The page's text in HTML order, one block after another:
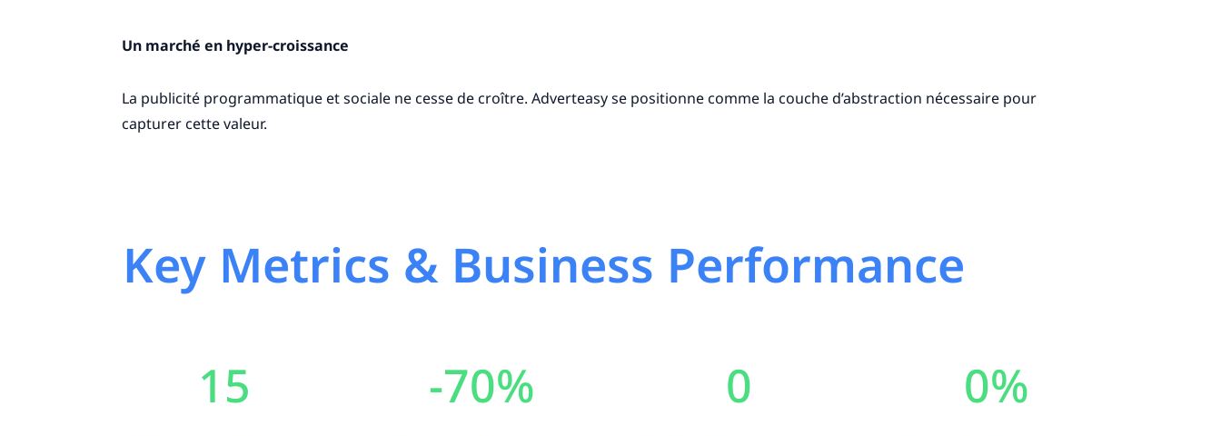
Un marché en hyper-croissance
La publicité programmatique et sociale ne cesse de croître. Adverteasy se positionne comme la couche d’abstraction nécessaire pour
capturer cette valeur.
Key Metrics & Business Performance
15 -70% 0 0%